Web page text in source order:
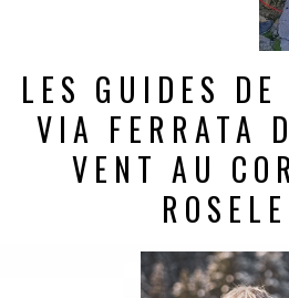
LES GUIDES
VIA FERRATA
VENT AU